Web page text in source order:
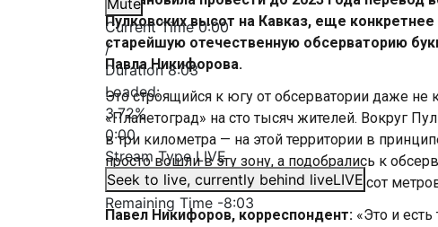
Mute
Current Time0:00
/
Duration8:03
Loaded:
3.72%
0:00
Stream TypeLIVE
Seek to live, currently behind liveLIVE
Remaining Time -8:03
Пулковских высот на Кавказ, еще
старейшую отечественную обсерваторию
Павла Никифорова.
Это строящийся к югу от обсерватории даже не
«Планетоград» на сто тысяч жителей. Вокруг
в три километра — на этой территории в
просто вошли в эту зону, а подобрались к
станции и стройкой уже каких-то семьсот
Павел Никифоров, корреспондент: «Это и